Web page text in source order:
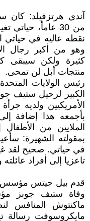
آندي هرتزفيلد: كان
من 30 عاماً،
نقطه عاليه في حياتي
وهو من أكبر رجال
كثيرة ولكن سيبقى
منتجات أبل لن تمحى.
رئيس الولايات
الكبير لرحيل ستيف
الأمريكيين ولديه
بأجمعه هذا إضافة
الملايين من
بمقولته الشهيرة:
في حياتي. صحيح لقد
تاعزيا إلى أفراد
قدم بيل جيتس مؤسس
وفاة ستيف جوبز
ماكنتوش المنافس
مايكروسوفت رسالة